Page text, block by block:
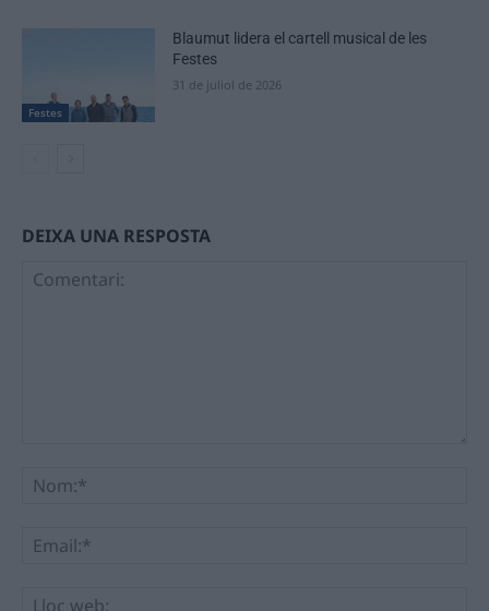
Festes
Blaumut lidera el cartell musical de les
Festes
31 de juliol de 2026
DEIXA UNA RESPOSTA